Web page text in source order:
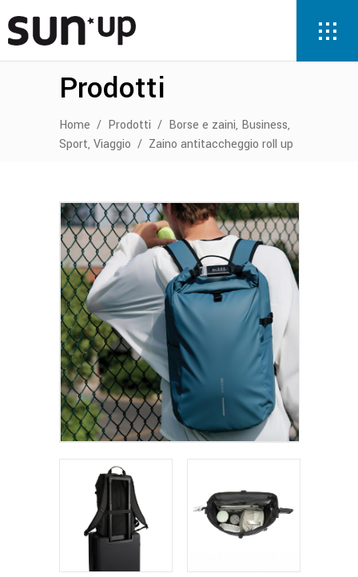
Prodotti
Home / Prodotti / Borse e zaini, Business,
Sport, Viaggio / Zaino antitaccheggio roll up